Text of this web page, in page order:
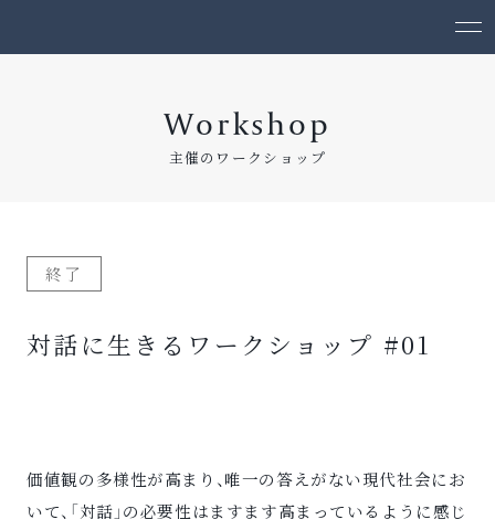
Workshop
主催のワークショップ
終了
対話に生きるワークショップ #01
価値観の多様性が高まり、唯一の答えがない現代社会にお
いて、「対話」の必要性はますます高まっているように感じ